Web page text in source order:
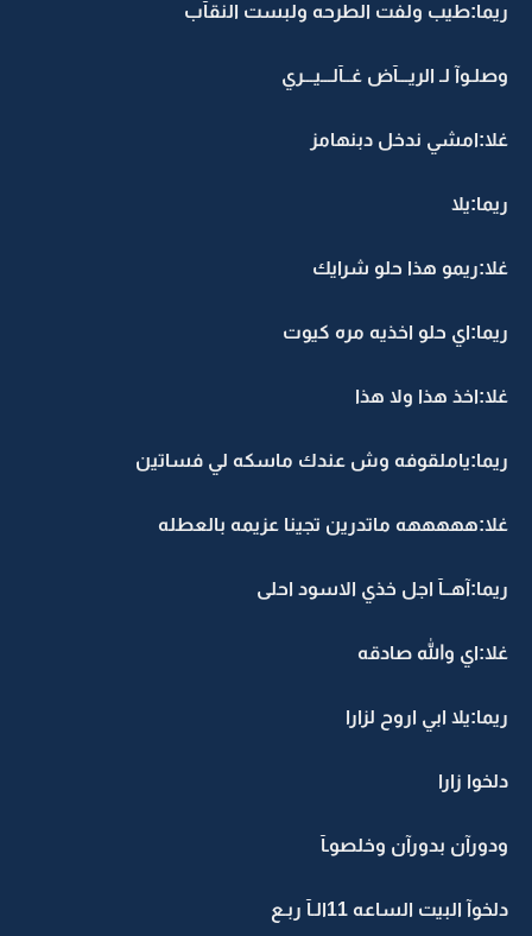
ريما:طيب ولفت الطرحه ولبست النقآب
وصلـوآ لـ الريـــآض غــآلـــيـــري
غلا:امشي ندخل دبنهامز
ريما:يلا
غلا:ريمو هذا حلو شرايك
ريما:اي حلو اخذيه مره كيوت
غلا:اخذ هذا ولا هذا
ريما:ياملقوفه وش عندك ماسكه لي فساتين
غلا:هههههه ماتدرين تجينا عزيمه بالعطله
ريما:آهــآ اجل خذي الاسود احلى
غلا:اي والله صادقه
ريما:يلا ابي اروح لزارا
دلخوا زارا
ودورآن بدورآن وخلصوـآ
دلخوآ البيت الساعه 11الـآ ربـع